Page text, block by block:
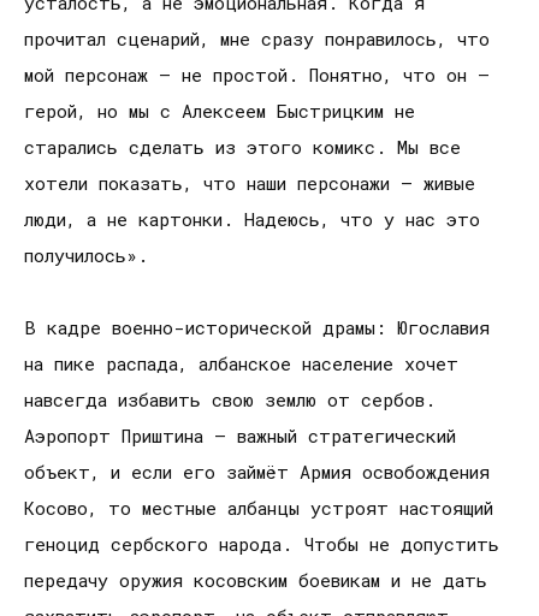
прочитал сценарий, мне сразу понравилось, что
мой персонаж – не простой. Понятно, что он –
герой, но мы с Алексеем Быстрицким не
старались сделать из этого комикс. Мы все
хотели показать, что наши персонажи – живые
люди, а не картонки. Надеюсь, что у нас это
получилось».
В кадре военно-исторической драмы: Югославия
на пике распада, албанское население хочет
навсегда избавить свою землю от сербов.
Аэропорт Приштина – важный стратегический
объект, и если его займёт Армия освобождения
Косово, то местные албанцы устроят настоящий
геноцид сербского народа. Чтобы не допустить
передачу оружия косовским боевикам и не дать